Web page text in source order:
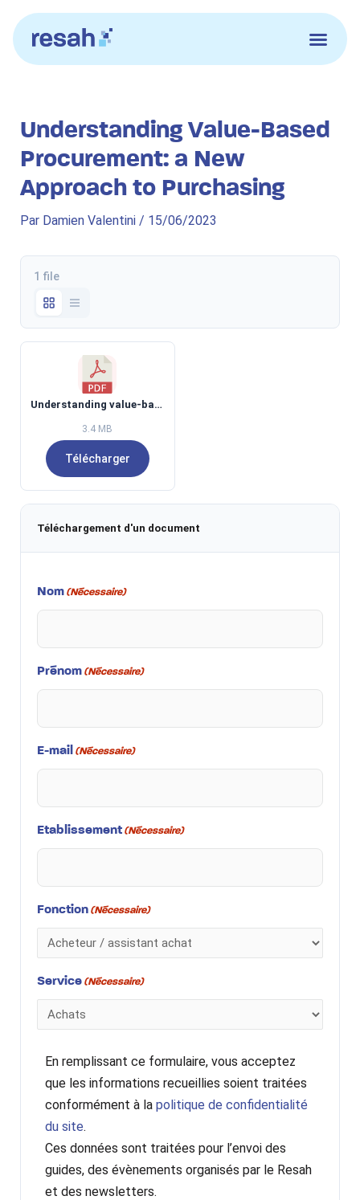
contenu
Understanding Value-Based
Procurement: a New
Approach to Purchasing
Par Damien Valentini / 15/06/2023
1 file
Understanding value-based procurement - a new approach to purchasing.pdf
3.4 MB
Télécharger
Téléchargement d'un document
Nom (Nécessaire)
Prénom (Nécessaire)
E-mail (Nécessaire)
Etablissement (Nécessaire)
Fonction (Nécessaire)
Service (Nécessaire)
En remplissant ce formulaire, vous acceptez
que les informations recueillies soient traitées
conformément à la politique de confidentialité
du site.
Ces données sont traitées pour l’envoi des
guides, des évènements organisés par le Resah
et des newsletters.